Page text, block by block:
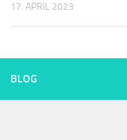
17. APRIL 2023
BLOG